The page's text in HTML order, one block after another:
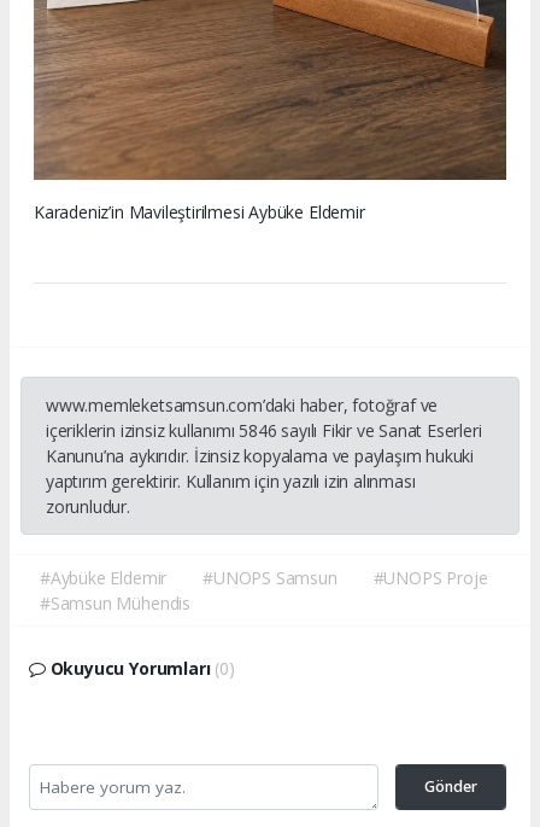
Karadeniz’in Mavileştirilmesi Aybüke Eldemir
www.memleketsamsun.com’daki haber, fotoğraf ve
içeriklerin izinsiz kullanımı 5846 sayılı Fikir ve Sanat Eserleri
Kanunu’na aykırıdır. İzinsiz kopyalama ve paylaşım hukuki
yaptırım gerektirir. Kullanım için yazılı izin alınması
zorunludur.
#Aybüke Eldemir #UNOPS Samsun
#UNOPS Proje
#Samsun Mühendis
Okuyucu Yorumları (0)
Gönder